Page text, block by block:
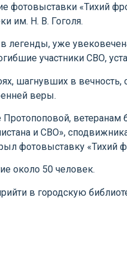
фотовыставки «Тихий
им. Н. В. Гоголя.
уже
участники СВО,
шагнувших в
веры.
ветеранам
и СВО»,
фотовыставку «Тихий
около 50 человек.
в городскую